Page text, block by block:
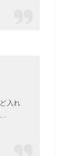
入れ